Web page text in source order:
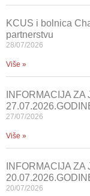
KCUS i bolnica
partnerstvu
28/07/2026
Više »
INFORMACIJA
27/07/2026
Više »
INFORMACIJA
20/07/2026